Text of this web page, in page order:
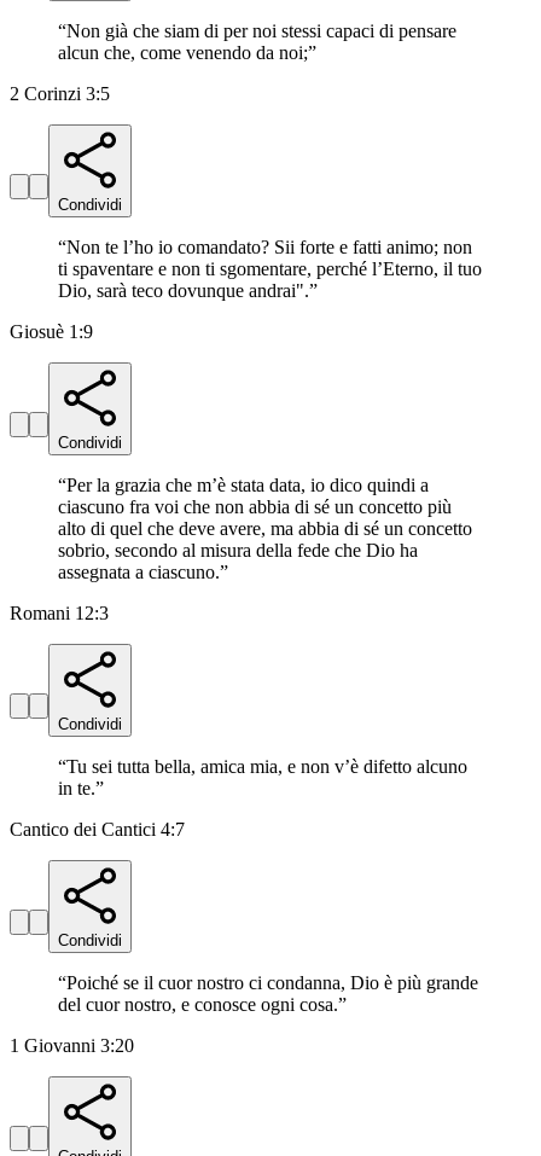
“Non già che siam di per noi stessi capaci di pensare
alcun che, come venendo da noi;”
2 Corinzi 3:5
Condividi
“Non te l’ho io comandato? Sii forte e fatti animo; non
ti spaventare e non ti sgomentare, perché l’Eterno, il tuo
Dio, sarà teco dovunque andrai".”
Giosuè 1:9
Condividi
“Per la grazia che m’è stata data, io dico quindi a
ciascuno fra voi che non abbia di sé un concetto più
alto di quel che deve avere, ma abbia di sé un concetto
sobrio, secondo al misura della fede che Dio ha
assegnata a ciascuno.”
Romani 12:3
Condividi
“Tu sei tutta bella, amica mia, e non v’è difetto alcuno
in te.”
Cantico dei Cantici 4:7
Condividi
“Poiché se il cuor nostro ci condanna, Dio è più grande
del cuor nostro, e conosce ogni cosa.”
1 Giovanni 3:20